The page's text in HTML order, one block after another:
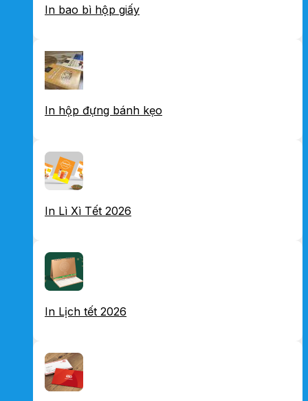
In bao bì hộp giấy
In hộp đựng bánh kẹo
In Lì Xì Tết 2026
In Lịch tết 2026